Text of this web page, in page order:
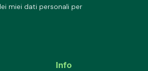
miei dati personali per
Info